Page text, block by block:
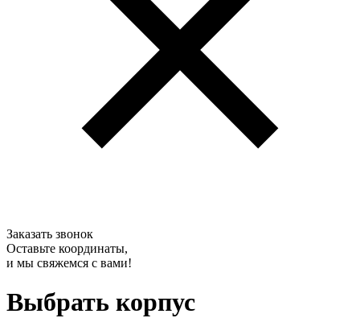
Заказать звонок
Оставьте координаты,
и мы свяжемся с вами!
Выбрать корпус